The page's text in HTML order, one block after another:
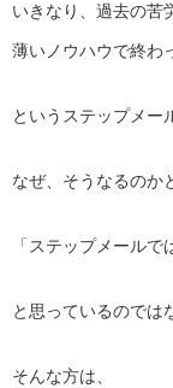
いきなり、過去の苦
薄いノウハウで終わ
というステップメー
なぜ、そうなるのか
「ステップメールで
と思っているのでは
そんな方は、